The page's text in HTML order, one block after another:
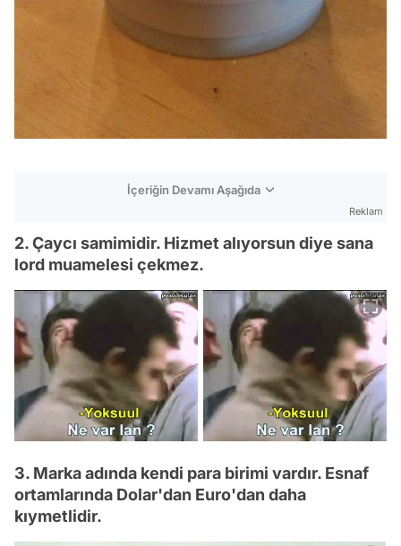
İçeriğin Devamı Aşağıda
Reklam
2. Çaycı samimidir. Hizmet alıyorsun diye sana
lord muamelesi çekmez.
3. Marka adında kendi para birimi vardır. Esnaf
ortamlarında Dolar'dan Euro'dan daha
kıymetlidir.